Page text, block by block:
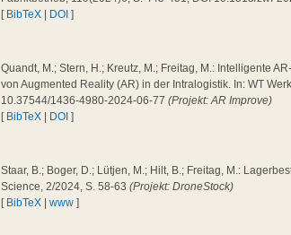
[ BibTeX DOI ]
Quandt, M.; Stern, H.; Kreutz, M.; Freitag, M.: Intelligente
von Augmented Reality (AR) in der Intralogistik. In: WT
10.37544/1436-4980-2024-06-77(Projekt: AR Improve)
[ BibTeX DOI ]
Staar, B.; Boger, D.; Lütjen, M.; Hilt, B.; Freitag, M.:
Science, 2/2024, S. 58-63(Projekt: DroneStock)
[ BibTeX |www ]